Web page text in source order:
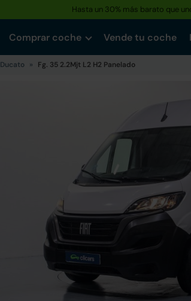
Hasta un 30% más barato que
Comprar coche Vende tu coche
Ducato Fg. 35 2.2Mjt L2 H2 Panelado